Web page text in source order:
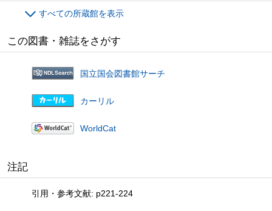
すべての所蔵館を表示
この図書・雑誌をさがす
国立国会図書館サーチ
カーリル
WorldCat
注記
引用・参考文献: p221-224